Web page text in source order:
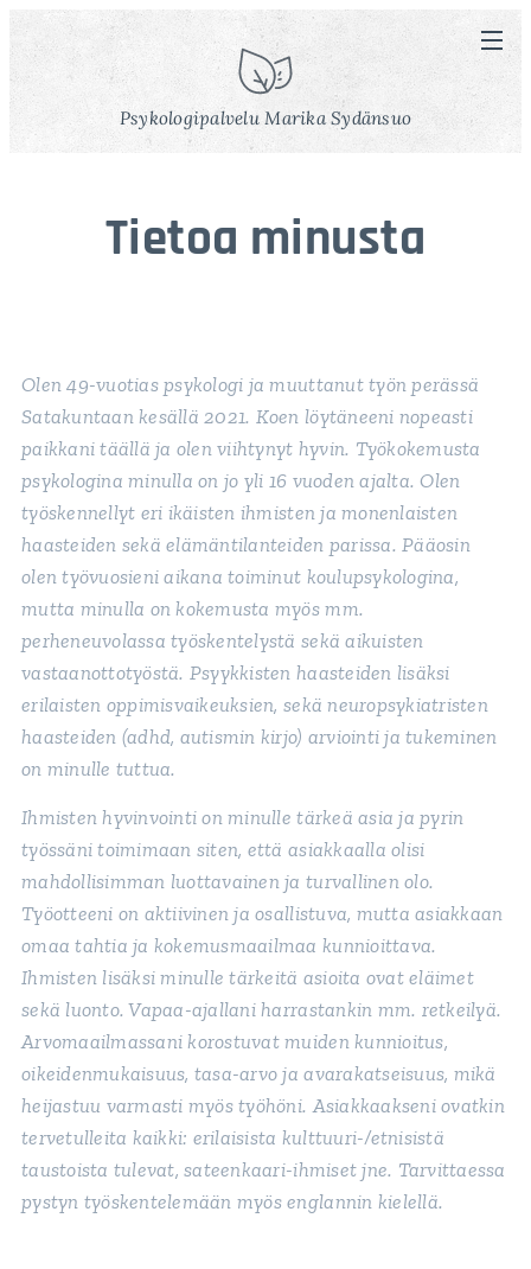
Psykologipalvelu Marika Sydänsuo
Tietoa minusta
Olen 49-vuotias psykologi ja muuttanut työn perässä
Satakuntaan kesällä 2021. Koen löytäneeni nopeasti
paikkani täällä ja olen viihtynyt hyvin. Työkokemusta
psykologina minulla on jo yli 16 vuoden ajalta. Olen
työskennellyt eri ikäisten ihmisten ja monenlaisten
haasteiden sekä elämäntilanteiden parissa. Pääosin
olen työvuosieni aikana toiminut koulupsykologina,
mutta minulla on kokemusta myös mm.
perheneuvolassa työskentelystä sekä aikuisten
vastaanottotyöstä. Psyykkisten haasteiden lisäksi
erilaisten oppimisvaikeuksien, sekä neuropsykiatristen
haasteiden (adhd, autismin kirjo) arviointi ja tukeminen
on minulle tuttua.
Ihmisten hyvinvointi on minulle tärkeä asia ja pyrin
työssäni toimimaan siten, että asiakkaalla olisi
mahdollisimman luottavainen ja turvallinen olo.
Työotteeni on aktiivinen ja osallistuva, mutta asiakkaan
omaa tahtia ja kokemusmaailmaa kunnioittava.
Ihmisten lisäksi minulle tärkeitä asioita ovat eläimet
sekä luonto. Vapaa-ajallani harrastankin mm. retkeilyä.
Arvomaailmassani korostuvat muiden kunnioitus,
oikeidenmukaisuus, tasa-arvo ja avarakatseisuus, mikä
heijastuu varmasti myös työhöni. Asiakkaakseni ovatkin
tervetulleita kaikki: erilaisista kulttuuri-/etnisistä
taustoista tulevat, sateenkaari-ihmiset jne. Tarvittaessa
pystyn työskentelemään myös englannin kielellä.